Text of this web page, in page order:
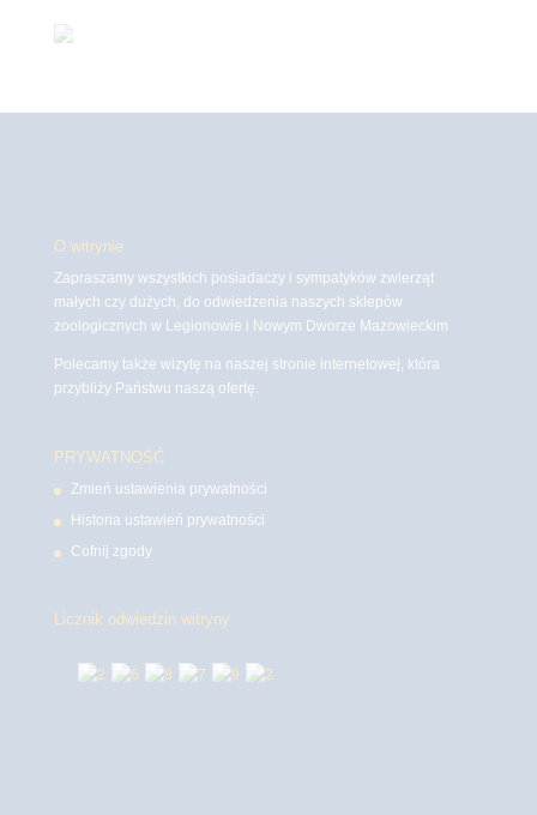
O witrynie
Zapraszamy wszystkich posiadaczy i sympatyków zwierząt
małych czy dużych, do odwiedzenia naszych sklepów
zoologicznych w Legionowie i Nowym Dworze Mazowieckim
Polecamy także wizytę na naszej stronie internetowej, która
przybliży Państwu naszą ofertę.
PRYWATNOŚĆ
Zmień ustawienia prywatności
Historia ustawień prywatności
Cofnij zgody
Licznik odwiedzin witryny